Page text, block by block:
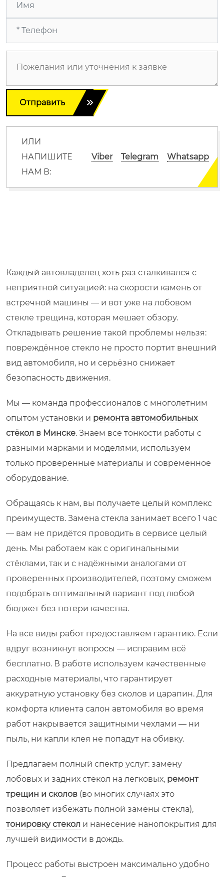
Отправить
ИЛИ
НАПИШИТЕ
НАМ В:
Viber Telegram Whatsapp
Каждый автовладелец хоть раз сталкивался с
неприятной ситуацией: на скорости камень от
встречной машины — и вот уже на лобовом
стекле трещина, которая мешает обзору.
Откладывать решение такой проблемы нельзя:
повреждённое стекло не просто портит внешний
вид автомобиля, но и серьёзно снижает
безопасность движения.
Мы — команда профессионалов с многолетним
опытом установки и ремонта автомобильных
стёкол в Минске. Знаем все тонкости работы с
разными марками и моделями, используем
только проверенные материалы и современное
оборудование.
Обращаясь к нам, вы получаете целый комплекс
преимуществ. Замена стекла занимает всего 1 час
— вам не придётся проводить в сервисе целый
день. Мы работаем как с оригинальными
стёклами, так и с надёжными аналогами от
проверенных производителей, поэтому сможем
подобрать оптимальный вариант под любой
бюджет без потери качества.
На все виды работ предоставляем гарантию. Если
вдруг возникнут вопросы — исправим всё
бесплатно. В работе используем качественные
расходные материалы, что гарантирует
аккуратную установку без сколов и царапин. Для
комфорта клиента салон автомобиля во время
работ накрывается защитными чехлами — ни
пыль, ни капли клея не попадут на обивку.
Предлагаем полный спектр услуг: замену
лобовых и задних стёкол на легковых, ремонт
трещин и сколов (во многих случаях это
позволяет избежать полной замены стекла),
тонировку стекол и нанесение нанопокрытия для
лучшей видимости в дождь.
Процесс работы выстроен максимально удобно